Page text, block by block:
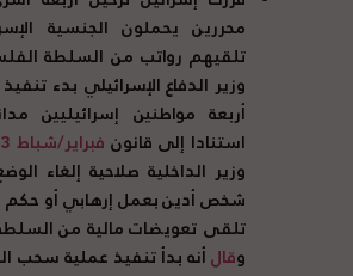
محررين يحملون الجنسية
تلقيهم رواتب من السلطة
وزير الدفاع الإسرائيلي بدء
أربعة مواطنين إسرائيليين
استنادا إلى قانون فبراير/شباط
وزير الداخلية صلاحية إلغاء
شخص أدين بعمل إرهابي أو حكم
تلقى تعويضات مالية من
وقالأنه بدأ تنفيذ عملية سحب